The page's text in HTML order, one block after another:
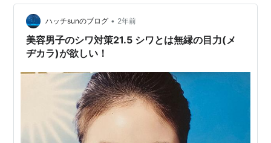
気のトレーニングの１つ、 「気の導引術」とは？―
★「気の導引術」 は、気功の源流「導引」からなる、か
らだに 溜ま…
ハッチsunのブログ • 2年前
美容男子のシワ対策21.5 シワとは無縁の目力(メ
ヂカラ)が欲しい！